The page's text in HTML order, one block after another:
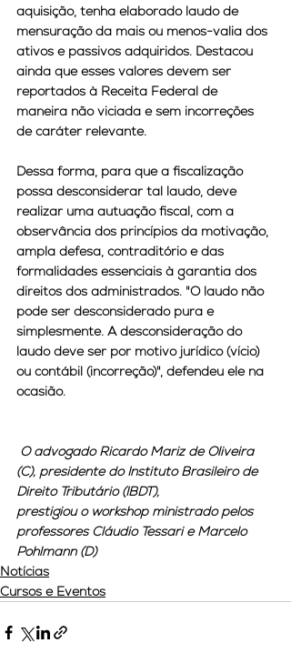
aquisição, tenha elaborado laudo de
mensuração da mais ou menos-valia dos
ativos e passivos adquiridos. Destacou
ainda que esses valores devem ser
reportados à Receita Federal de
maneira não viciada e sem incorreções
de caráter relevante.
Dessa forma, para que a fiscalização
possa desconsiderar tal laudo, deve
realizar uma autuação fiscal, com a
observância dos princípios da motivação,
ampla defesa, contraditório e das
formalidades essenciais à garantia dos
direitos dos administrados. "O laudo não
pode ser desconsiderado pura e
simplesmente. A desconsideração do
laudo deve ser por motivo jurídico (vício)
ou contábil (incorreção)", defendeu ele na
ocasião.
O advogado Ricardo Mariz de Oliveira
(C), presidente do Instituto Brasileiro de
Direito Tributário (IBDT),
prestigiou o workshop ministrado pelos
professores Cláudio Tessari e Marcelo
Pohlmann (D)
Notícias
Cursos e Eventos